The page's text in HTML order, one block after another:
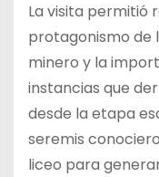
La visita permitió
protagonismo de
minero y la
instancias que
desde la etapa
seremis
liceo para